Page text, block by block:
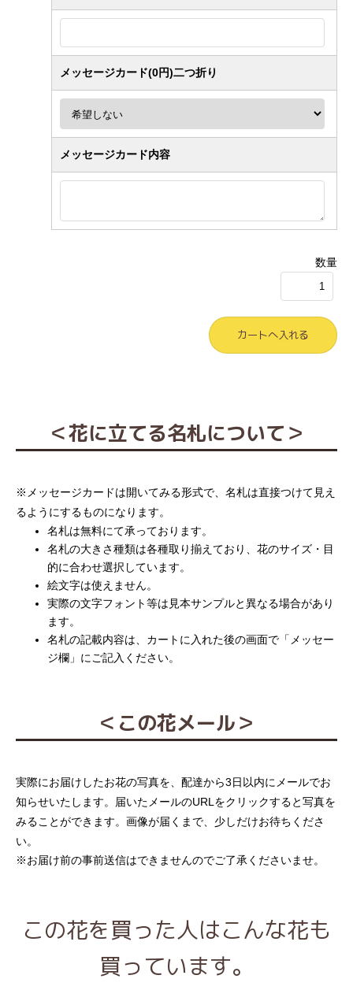
メッセージカード(0円)二つ折り
メッセージカード内容
数量
＜花に立てる名札について＞
※メッセージカードは開いてみる形式で、名札は直接つけて見え
るようにするものになります。
名札は無料にて承っております。
名札の大きさ種類は各種取り揃えており、花のサイズ・目
的に合わせ選択しています。
絵文字は使えません。
実際の文字フォント等は見本サンプルと異なる場合があり
ます。
名札の記載内容は、カートに入れた後の画面で「メッセー
ジ欄」にご記入ください。
＜この花メール＞
実際にお届けしたお花の写真を、配達から3日以内にメールでお
知らせいたします。届いたメールのURLをクリックすると写真を
みることができます。画像が届くまで、少しだけお待ちくださ
い。
※お届け前の事前送信はできませんのでご了承くださいませ。
この花を買った人はこんな花も
買っています。